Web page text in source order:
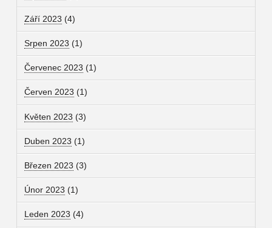
Září 2023 (4)
Srpen 2023 (1)
Červenec 2023 (1)
Červen 2023 (1)
Květen 2023 (3)
Duben 2023 (1)
Březen 2023 (3)
Únor 2023 (1)
Leden 2023 (4)